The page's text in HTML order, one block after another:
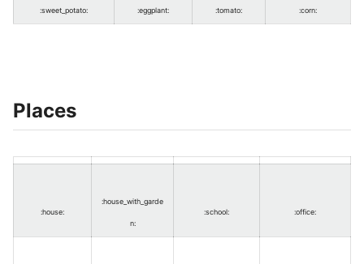
:sweet_potato: :eggplant: :tomato: :corn:
Places
:house:
:house_with_garde
n:
:school: :office: